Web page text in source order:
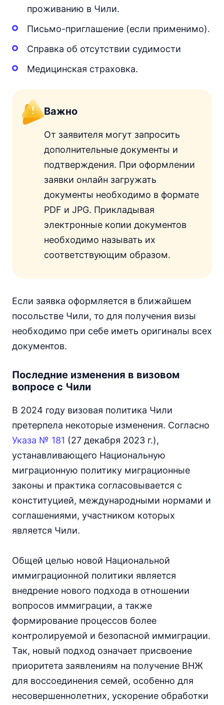
проживанию в Чили.
Письмо-приглашение (если применимо).
Справка об отсутствии судимости
Медицинская страховка.
Важно
От заявителя могут запросить
дополнительные документы и
подтверждения. При оформлении
заявки онлайн загружать
документы необходимо в формате
PDF и JPG. Прикладывая
электронные копии документов
необходимо называть их
соответствующим образом.
Если заявка оформляется в ближайшем
посольстве Чили, то для получения визы
необходимо при себе иметь оригиналы всех
документов.
Последние изменения в визовом
вопросе с Чили
В 2024 году визовая политика Чили
претерпела некоторые изменения. Согласно
Указа № 181 (27 декабря 2023 г.),
устанавливающего Национальную
миграционную политику миграционные
законы и практика согласовывается с
конституцией, международными нормами и
соглашениями, участником которых
является Чили.
Общей целью новой Национальной
иммиграционной политики является
внедрение нового подхода в отношении
вопросов иммиграции, а также
формирование процессов более
контролируемой и безопасной иммиграции.
Так, новый подход означает присвоение
приоритета заявлениям на получение ВНЖ
для воссоединения семей, особенно для
несовершеннолетних, ускорение обработки